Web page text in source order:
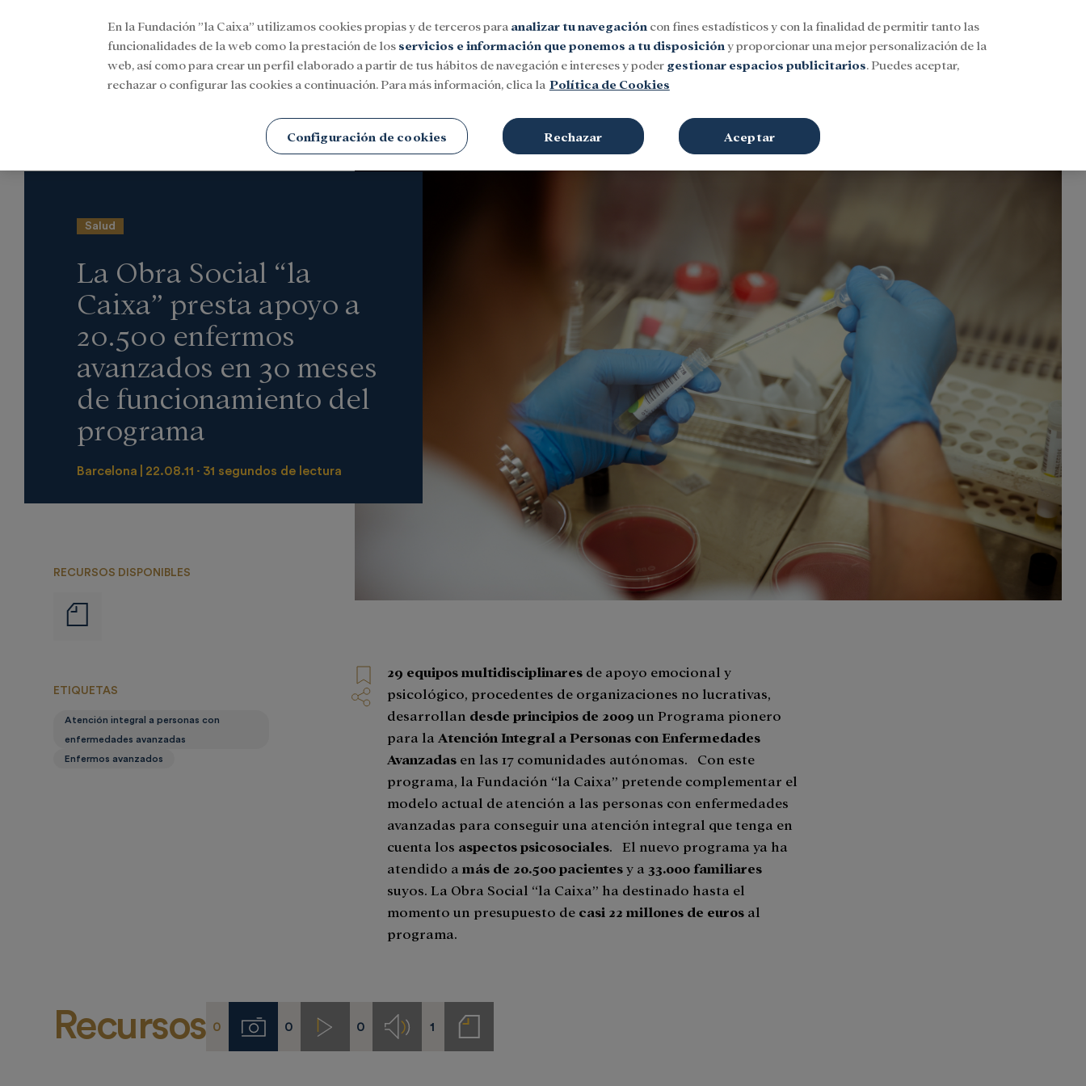
Iniciar sesión Buscar
SocialInvestigación y becasCultura
Investigación y becas
Salud
La Obra Social “la
Caixa” presta apoyo a
20.500 enfermos
avanzados en 30 meses
de funcionamiento del
programa
Barcelona 22.08.11 31 segundos de lectura
RECURSOS DISPONIBLES
de
29 equipos multidisciplinares de apoyo emocional y
psicológico, procedentes de organizaciones no lucrativas,
desarrollan desde principios de 2009 un Programa pionero
para la Atención Integral a Personas con Enfermedades
Avanzadas en las 17 comunidades autónomas. Con este
programa, la Fundación “la Caixa” pretende complementar el
modelo actual de atención a las personas con enfermedades
avanzadas para conseguir una atención integral que tenga en
cuenta los aspectos psicosociales . El nuevo programa ya ha
atendido amás de 20.500 pacientesy a 33.000 familiares
suyos. La Obra Social “la Caixa” ha destinado hasta el
momento un presupuesto de casi 22 millones de euros al
programa.
ETIQUETAS
Atención integral a personas con
enfermedades avanzadas
Enfermos avanzados
Recursos 0 Imágenes
0 Videos0 Audios
1
Notas
de
En la Fundación ”la Caixa” utilizamos cookies propias y de terceros para analizar tu navegación con fines estadísticos y con la finalidad de permitir tanto las
funcionalidades de la web como la prestación de los servicios e información que ponemos a tu disposición y proporcionar una mejor personalización de la
web, así como para crear un perfil elaborado a partir de tus hábitos de navegación e intereses y poder gestionar espacios publicitarios. Puedes aceptar,
rechazar o configurar las cookies a continuación. Para más información, clica la Política de Cookies
Configuración de cookies Rechazar Aceptar